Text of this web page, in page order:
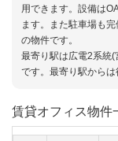
用できます。設備は
ます。また駐車場も
の物件です。
最寄り駅は広電2系統
です。最寄り駅からは
賃貸オフィス物